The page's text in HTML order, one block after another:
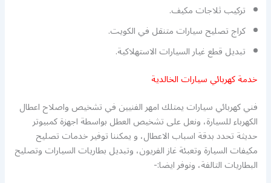
تركيب ثلاجات مكيف.
كراج تصليح سيارات متنقل في الكويت.
تبديل قطع غيار السيارات الاستهلاكية.
خدمة كهربائي سيارات الخالدية
فني كهربائي سيارات يمتلك امهر الفنيين في تشخيص واصلاح اعطال
الكهرباء للسيارة، ونعل على تشخيص العطل بواسطة اجهزة كمبيوتر
حديثة تحدد بدقة اسباب الاعطال، و يمكننا توفير خدمات تصليح
مكيفات السيارة وتعبئة غاز الفريون، وتبديل بطاريات السيارات وتصليح
البطاريات التالفة، ونوفر ايضا:-